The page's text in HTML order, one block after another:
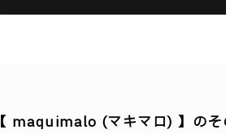
【 maquimalo (マキマロ) 】のそ